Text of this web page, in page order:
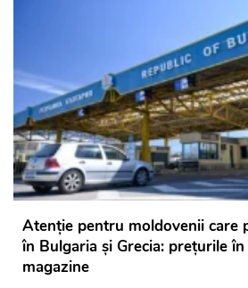
Atenție pentru moldovenii care
în Bulgaria și Grecia: prețurile
magazine